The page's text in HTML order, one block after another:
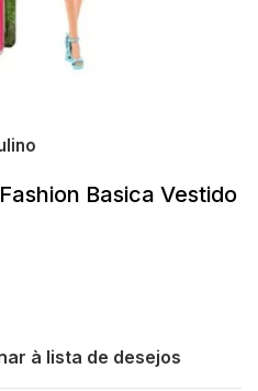
Basica Vestido
à lista de desejos